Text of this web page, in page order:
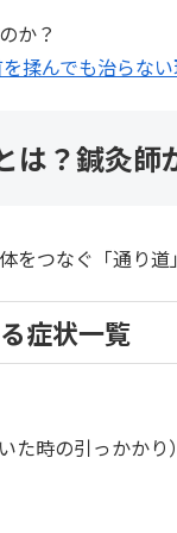
か？
を揉んでも治らな
は？鍼灸師
をつなぐ「通り
症状一覧
た時の引っかかり